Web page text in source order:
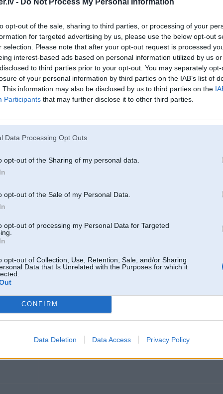
opt-out of the sale, sharing to third parties, or processing of your
for targeted advertising by us, please use the below opt-out
selection. Please note that after your opt-out request is processed
interest-based ads based on personal information utilized by us
to third parties prior to your opt-out. You may separately
of your personal information by third parties on the IAB’s list of
This information may also be disclosed by us to third parties on the
Participants that may further disclose it to other third parties.
Data Processing Opt Outs
opt-out of the Sharing of my personal data.
opt-out of the Sale of my Personal Data.
opt-out of processing my Personal Data for Targeted
opt-out of Collection, Use, Retention, Sale, and/or Sharing
Data that Is Unrelated with the Purposes for which it
CONFIRM
Data Deletion Data Access Privacy Policy
01. Jun 2009, 20:32
Varbūt ir arī bijušas kādas mežonīgi labās atrakcijas, ko ieteiktu arī citiem?
-----------------
Eu, kāpēc nerāda parakstu?
01. Jun 2009, 20:32
600NM,
Paņem un iesēdini lidmašīnā uz Ibizu
Var aizbraukt Liepājā uz karostas virssardzi (cietumu), tur veči uztaisa tādu
ko... Arests tā , ka pats vaininieks nesaprot kas notiek, cienāšana ar šņabi ,